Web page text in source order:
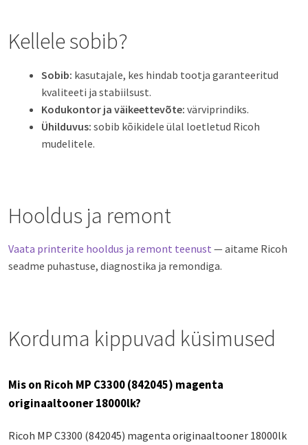
Kellele sobib?
Sobib: kasutajale, kes hindab tootja garanteeritud
kvaliteeti ja stabiilsust.
Kodukontor ja väikeettevõte: värviprindiks.
Ühilduvus: sobib kõikidele ülal loetletud Ricoh
mudelitele.
Hooldus ja remont
Vaata printerite hooldus ja remont teenust — aitame Ricoh
seadme puhastuse, diagnostika ja remondiga.
Korduma kippuvad küsimused
Mis on Ricoh MP C3300 (842045) magenta
originaaltooner 18000lk?
Ricoh MP C3300 (842045) magenta originaaltooner 18000lk